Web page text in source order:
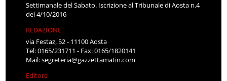
Settimanale del Sabato. Iscrizione al Tribunale di Aosta n.4
del 4/10/2016
REDAZIONE
via Festaz, 52 - 11100 Aosta
Tel: 0165/231711 - Fax: 0165/1820141
Mail:segreteria@gazzettamatin.com
Editore